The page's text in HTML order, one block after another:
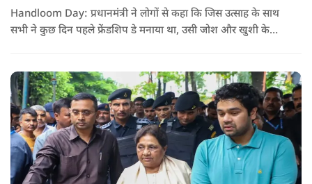
Handloom Day: प्रधानमंत्री ने लोगों से कहा कि जिस उत्साह के साथ
सभी ने कुछ दिन पहले फ्रेंडशिप डे मनाया था, उसी जोश और खुशी के